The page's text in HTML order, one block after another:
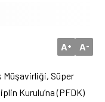
A+ A-
Müşavirliği, Süper
Kurulu’na (PFDK)